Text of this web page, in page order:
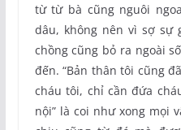
từ từ bà cũng nguôi
dâu, không nên vì sợ sự
chồng cũng bỏ ra ngoài
đến. “Bản thân tôi cũng
cháu tôi, chỉ cần đứa
nội” là coi như xong mọi